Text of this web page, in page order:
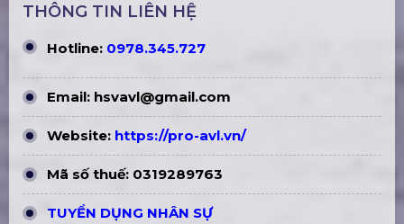
THÔNG TIN LIÊN HỆ
Hotline: 0978.345.727
Email: hsvavl@gmail.com
Website: https://pro-avl.vn/
Mã số thuế: 0319289763
TUYỂN DỤNG NHÂN SỰ